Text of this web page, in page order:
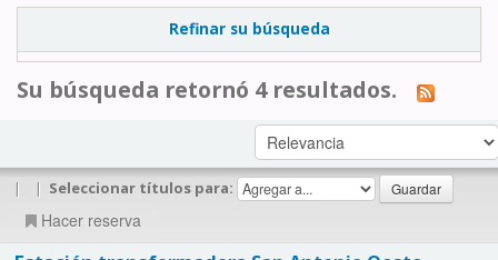
Refinar su búsqueda
Su búsqueda retornó 4 resultados.
| | Seleccionar títulos para:
Hacer reserva